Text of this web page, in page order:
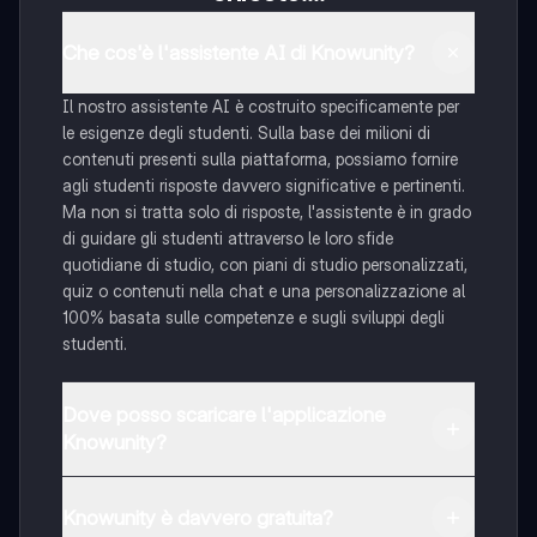
Il nostro assistente AI è costruito specificamente per
le esigenze degli studenti. Sulla base dei milioni di
contenuti presenti sulla piattaforma, possiamo fornire
agli studenti risposte davvero significative e pertinenti.
Ma non si tratta solo di risposte, l'assistente è in grado
di guidare gli studenti attraverso le loro sfide
quotidiane di studio, con piani di studio personalizzati,
quiz o contenuti nella chat e una personalizzazione al
100% basata sulle competenze e sugli sviluppi degli
studenti.